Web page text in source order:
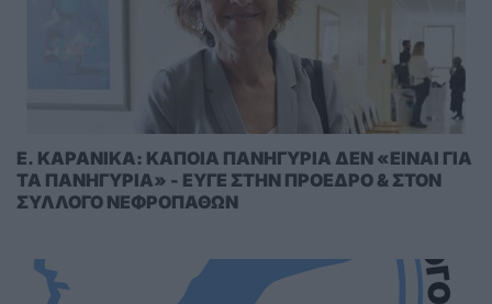
E. KAΡΑΝΙΚΑ: ΚΑΠΟΙΑ ΠΑΝΗΓΥΡΙΑ ΔΕΝ «ΕΙΝΑΙ ΓΙΑ
ΤΑ ΠΑΝΗΓΥΡΙΑ» - ΕΥΓΕ ΣΤΗΝ ΠΡΟΕΔΡΟ & ΣΤΟΝ
ΣΥΛΛΟΓΟ ΝΕΦΡΟΠΑΘΩΝ